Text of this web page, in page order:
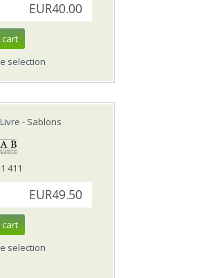
EUR40.00
cart
selection
- Sablons
411
EUR49.50
cart
selection